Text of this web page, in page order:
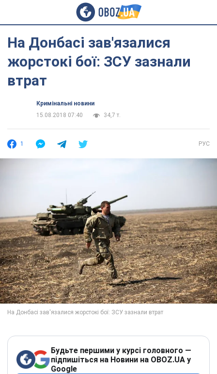
На Донбасі зав'язалися
жорстокі бої: ЗСУ зазнали
втрат
Кримінальні новини
15.08.2018 07:40
34,7 т.
1 РУС
Будьте першими у курсі головного —
підпишіться на Новини на OBOZ.UA у
Google